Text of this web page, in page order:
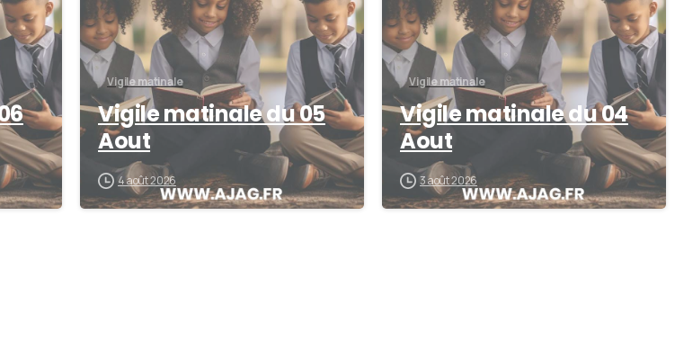
Vigile matinale
Vigile matinale du 05
Aout
4 août 2026
Vigile matinale
Vigile matinale du 04
Aout
3 août 2026